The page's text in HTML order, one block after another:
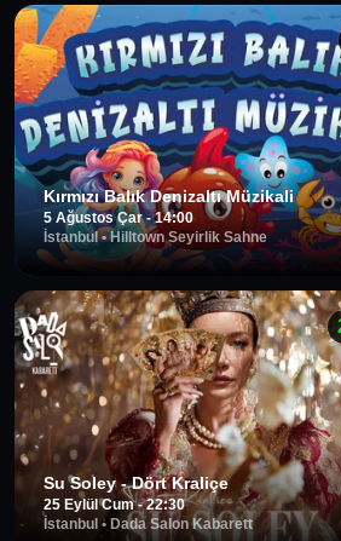
Kırmızı Balık Denizaltı Müzikali
5 Ağustos Çar - 14:00
İstanbul•Hilltown Seyirlik Sahne
Su Soley - Dört Kraliçe
25 Eylül Cum - 22:30
İstanbul •Dada Salon Kabarett